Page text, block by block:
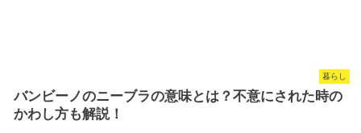
暮らし
バンビーノのニーブラの意味とは？不意にされた時の
かわし方も解説！